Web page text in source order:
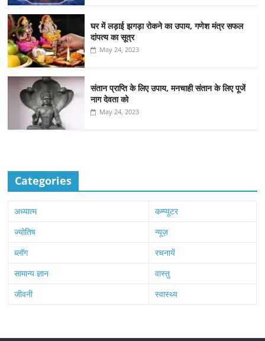
घर में लड़ाई झगड़ा रोकने का उपाय, गणेश मंत्र सफल
दांपत्य का सूत्र
May 24, 2023
संतान प्राप्ति के लिए उपाय, मनचाही संतान के लिए पूजें
नाग देवता को
May 24, 2023
Categories
अध्यात्म
कम्प्यूटर
ज्योतिष
न्यूज़
ब्लॉग
रचनायें
सामान्य ज्ञान
वास्तु
जीवनी
स्वास्थ्य